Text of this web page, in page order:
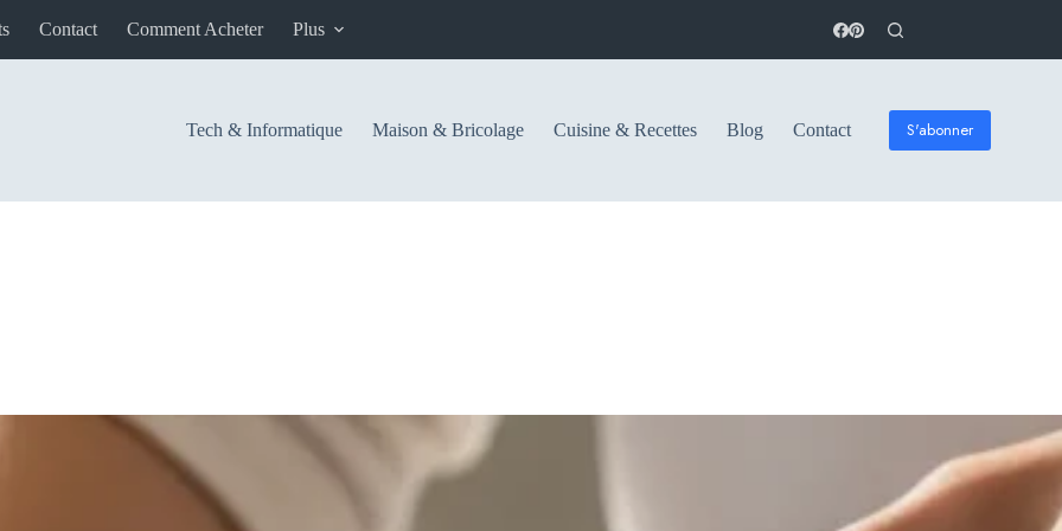
Contact Comment Acheter Plus
Tech & Informatique Maison & Bricolage Cuisine & Recettes Blog Contact S'abonner